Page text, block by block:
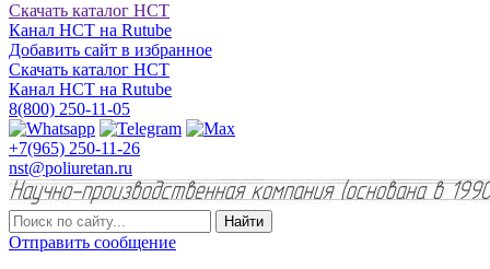
Скачать каталог НСТ
Канал НСТ на Rutube
Добавить сайт в избранное
Скачать каталог НСТ
Канал НСТ на Rutube
8(800) 250-11-05
+7(965) 250-11-26
nst@poliuretan.ru
Найти
Отправить сообщение